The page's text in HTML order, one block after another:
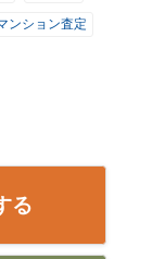
ンション査定
る